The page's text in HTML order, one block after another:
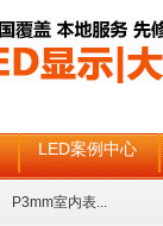
LED案例中心
P3mm室内表...